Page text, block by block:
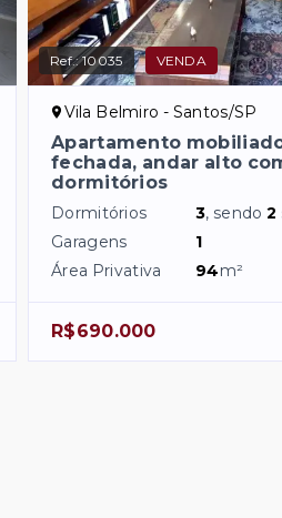
Ref.:10035 VENDA
Vila Belmiro - Santos/SP
Apartamento
fechada, andar alto
dormitórios
Dormitórios 3, sendo2
Garagens
1
Área Privativa
94m²
R$690.000